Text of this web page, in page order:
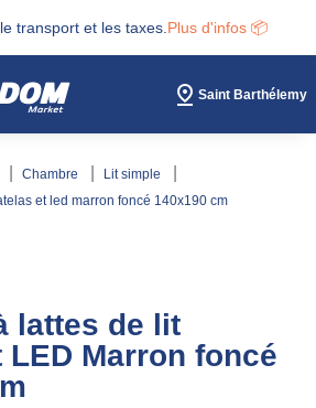
transport et les taxes. Plus d'infos 📦
Saint Barthélemy
chambre
lit simple
et led marron foncé 140x190 cm
lattes de lit
LED Marron foncé